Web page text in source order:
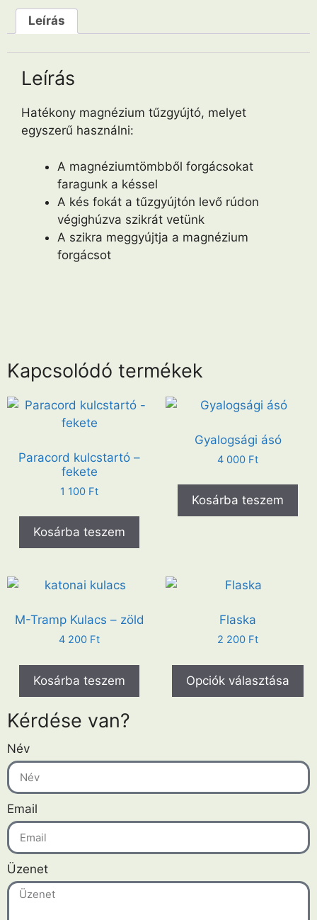
Leírás
Leírás
Hatékony magnézium tűzgyújtó, melyet
egyszerű használni:
A magnéziumtömbből forgácsokat
faragunk a késsel
A kés fokát a tűzgyújtón levő rúdon
végighúzva szikrát vetünk
A szikra meggyújtja a magnézium
forgácsot
Kapcsolódó termékek
Paracord kulcstartó –
fekete
1 100 Ft
Kosárba teszem
Gyalogsági ásó
4 000 Ft
Kosárba teszem
M-Tramp Kulacs – zöld
4 200 Ft
Kosárba teszem
Flaska
2 200 Ft
Opciók választása
Kérdése van?
Név
Email
Üzenet